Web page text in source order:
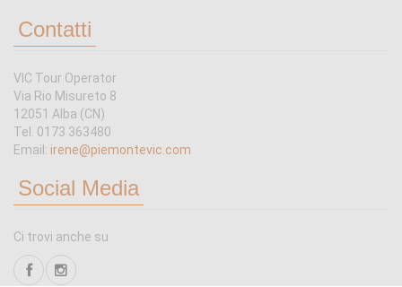
Contatti
VIC Tour Operator
Via Rio Misureto 8
12051 Alba (CN)
Tel. 0173 363480
Email: irene@piemontevic.com
Social Media
Ci trovi anche su